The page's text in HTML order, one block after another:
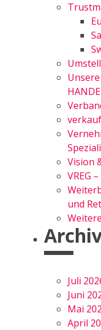
Vision
VREG
und
Juli
Juni
Mai
April